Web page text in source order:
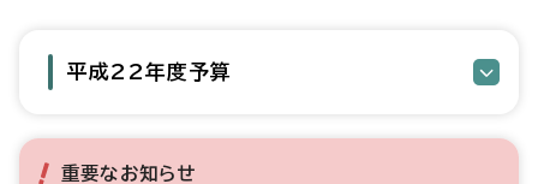
平成22年度予算
重要なお知らせ